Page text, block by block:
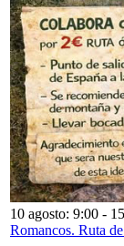
10 agosto: 9:00 -
Romancos. Ruta